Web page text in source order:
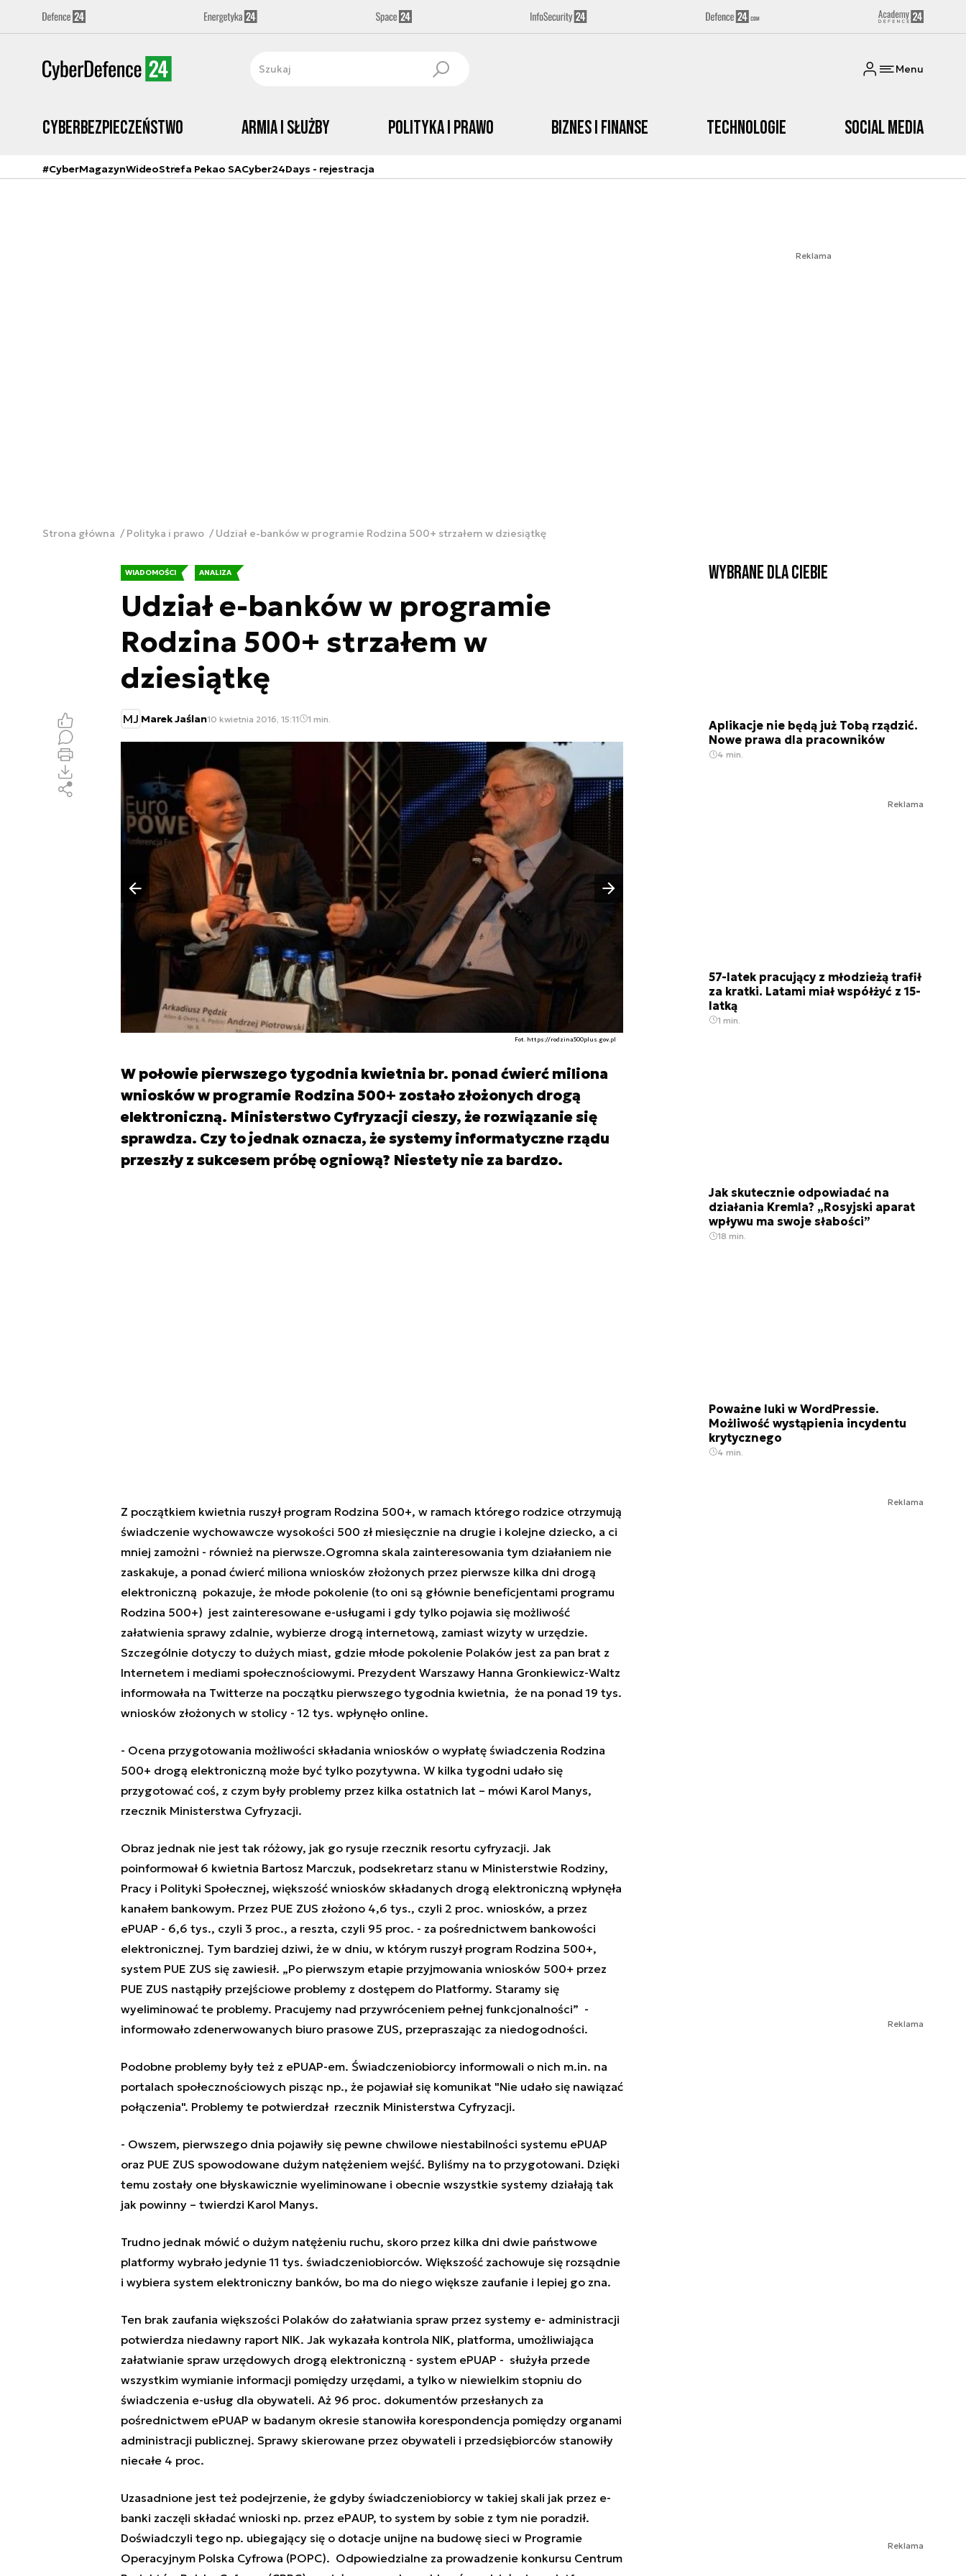
Menu
Cyberbezpieczeństwo Armia i Służby Polityka i prawo Biznes i Finanse Technologie Social media
#CyberMagazynWideoStrefa Pekao SACyber24Days - rejestracja
Reklama
Strona główna Polityka i prawo Udział e-banków w programie Rodzina 500+ strzałem w dziesiątkę
WIADOMOŚCI ANALIZA
Udział e-banków w programie
Rodzina 500+ strzałem w
dziesiątkę
MJ Marek Jaślan10 kwietnia 2016, 15:11 1 min.
Fot. https://rodzina500plus.gov.pl
Poprzedni slajd
Następny slajd
W połowie pierwszego tygodnia kwietnia br. ponad ćwierć miliona
wniosków w programie Rodzina 500+ zostało złożonych drogą
elektroniczną. Ministerstwo Cyfryzacji cieszy, że rozwiązanie się
sprawdza. Czy to jednak oznacza, że systemy informatyczne rządu
przeszły z sukcesem próbę ogniową? Niestety nie za bardzo.
Z początkiem kwietnia ruszył program Rodzina 500+, w ramach którego rodzice otrzymują
świadczenie wychowawcze wysokości 500 zł miesięcznie na drugie i kolejne dziecko, a ci
mniej zamożni - również na pierwsze.Ogromna skala zainteresowania tym działaniem nie
zaskakuje, a ponad ćwierć miliona wniosków złożonych przez pierwsze kilka dni drogą
elektroniczną pokazuje, że młode pokolenie (to oni są głównie beneficjentami programu
Rodzina 500+) jest zainteresowane e-usługami i gdy tylko pojawia się możliwość
załatwienia sprawy zdalnie, wybierze drogą internetową, zamiast wizyty w urzędzie.
Szczególnie dotyczy to dużych miast, gdzie młode pokolenie Polaków jest za pan brat z
Internetem i mediami społecznościowymi. Prezydent Warszawy Hanna Gronkiewicz-Waltz
informowała na Twitterze na początku pierwszego tygodnia kwietnia, że na ponad 19 tys.
wniosków złożonych w stolicy - 12 tys. wpłynęło online.
- Ocena przygotowania możliwości składania wniosków o wypłatę świadczenia Rodzina
500+ drogą elektroniczną może być tylko pozytywna. W kilka tygodni udało się
przygotować coś, z czym były problemy przez kilka ostatnich lat – mówi Karol Manys,
rzecznik Ministerstwa Cyfryzacji.
Obraz jednak nie jest tak różowy, jak go rysuje rzecznik resortu cyfryzacji. Jak
poinformował 6 kwietnia Bartosz Marczuk, podsekretarz stanu w Ministerstwie Rodziny,
Pracy i Polityki Społecznej, większość wniosków składanych drogą elektroniczną wpłynęła
kanałem bankowym. Przez PUE ZUS złożono 4,6 tys., czyli 2 proc. wniosków, a przez
ePUAP - 6,6 tys., czyli 3 proc., a reszta, czyli 95 proc. - za pośrednictwem bankowości
elektronicznej. Tym bardziej dziwi, że w dniu, w którym ruszył program Rodzina 500+,
system PUE ZUS się zawiesił. „Po pierwszym etapie przyjmowania wniosków 500+ przez
PUE ZUS nastąpiły przejściowe problemy z dostępem do Platformy. Staramy się
wyeliminować te problemy. Pracujemy nad przywróceniem pełnej funkcjonalności” -
informowało zdenerwowanych biuro prasowe ZUS, przepraszając za niedogodności.
Podobne problemy były też z ePUAP-em. Świadczeniobiorcy informowali o nich m.in. na
portalach społecznościowych pisząc np., że pojawiał się komunikat "Nie udało się nawiązać
połączenia". Problemy te potwierdzał rzecznik Ministerstwa Cyfryzacji.
- Owszem, pierwszego dnia pojawiły się pewne chwilowe niestabilności systemu ePUAP
oraz PUE ZUS spowodowane dużym natężeniem wejść. Byliśmy na to przygotowani. Dzięki
temu zostały one błyskawicznie wyeliminowane i obecnie wszystkie systemy działają tak
jak powinny – twierdzi Karol Manys.
Trudno jednak mówić o dużym natężeniu ruchu, skoro przez kilka dni dwie państwowe
platformy wybrało jedynie 11 tys. świadczeniobiorców. Większość zachowuje się rozsądnie
i wybiera system elektroniczny banków, bo ma do niego większe zaufanie i lepiej go zna.
Ten brak zaufania większości Polaków do załatwiania spraw przez systemy e- administracji
potwierdza niedawny raport NIK. Jak wykazała kontrola NIK, platforma, umożliwiająca
załatwianie spraw urzędowych drogą elektroniczną - system ePUAP - służyła przede
wszystkim wymianie informacji pomiędzy urzędami, a tylko w niewielkim stopniu do
świadczenia e-usług dla obywateli. Aż 96 proc. dokumentów przesłanych za
pośrednictwem ePUAP w badanym okresie stanowiła korespondencja pomiędzy organami
administracji publicznej. Sprawy skierowane przez obywateli i przedsiębiorców stanowiły
niecałe 4 proc.
Uzasadnione jest też podejrzenie, że gdyby świadczeniobiorcy w takiej skali jak przez e-
banki zaczęli składać wnioski np. przez ePAUP, to system by sobie z tym nie poradził.
Doświadczyli tego np. ubiegający się o dotacje unijne na budowę sieci w Programie
Operacyjnym Polska Cyfrowa (POPC). Odpowiedzialne za prowadzenie konkursu Centrum
Wybrane dla Ciebie
Aplikacje nie będą już Tobą rządzić.
Nowe prawa dla pracowników
4 min.
Reklama
57-latek pracujący z młodzieżą trafił
za kratki. Latami miał współżyć z 15-
latką
1 min.
Jak skutecznie odpowiadać na
działania Kremla? „Rosyjski aparat
wpływu ma swoje słabości”
18 min.
Poważne luki w WordPressie.
Możliwość wystąpienia incydentu
krytycznego
4 min.
Reklama
Reklama
Reklama